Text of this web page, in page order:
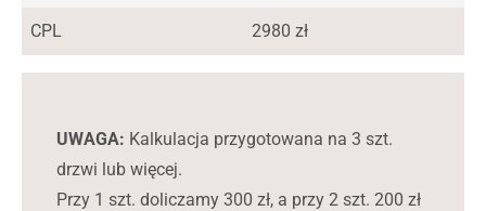
CPL 2980 zł
UWAGA: Kalkulacja przygotowana na 3 szt.
drzwi lub więcej.
Przy 1 szt. doliczamy 300 zł, a przy 2 szt. 200 zł